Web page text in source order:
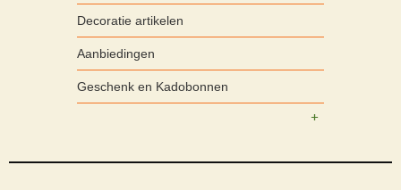
Decoratie artikelen
Aanbiedingen
Geschenk en Kadobonnen